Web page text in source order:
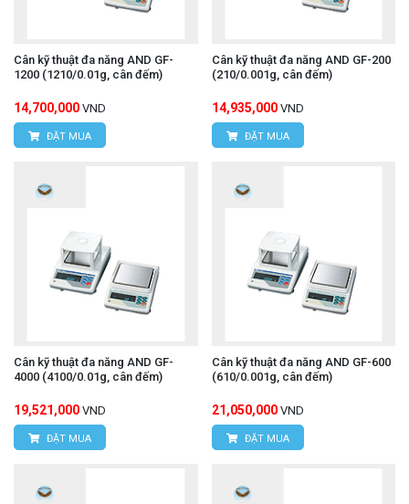
Cân kỹ thuật đa năng AND GF-
1200 (1210/0.01g, cân đếm)
14,700,000 VND
ĐẶT MUA
Cân kỹ thuật đa năng AND GF-200
(210/0.001g, cân đếm)
14,935,000 VND
ĐẶT MUA
Cân kỹ thuật đa năng AND GF-
4000 (4100/0.01g, cân đếm)
19,521,000 VND
ĐẶT MUA
Cân kỹ thuật đa năng AND GF-600
(610/0.001g, cân đếm)
21,050,000 VND
ĐẶT MUA